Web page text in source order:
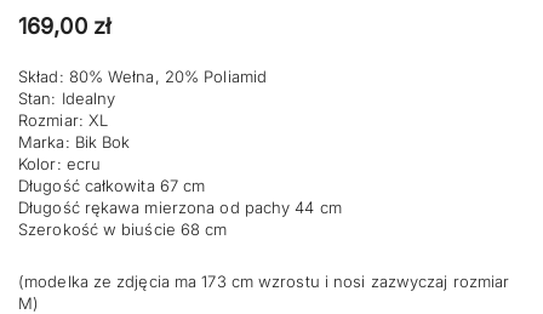
169,00 zł
Skład: 80% Wełna, 20% Poliamid
Stan: Idealny
Rozmiar: XL
Marka: Bik Bok
Kolor: ecru
Długość całkowita 67 cm
Długość rękawa mierzona od pachy 44 cm
Szerokość w biuście 68 cm
(modelka ze zdjęcia ma 173 cm wzrostu i nosi zazwyczaj rozmiar
M)